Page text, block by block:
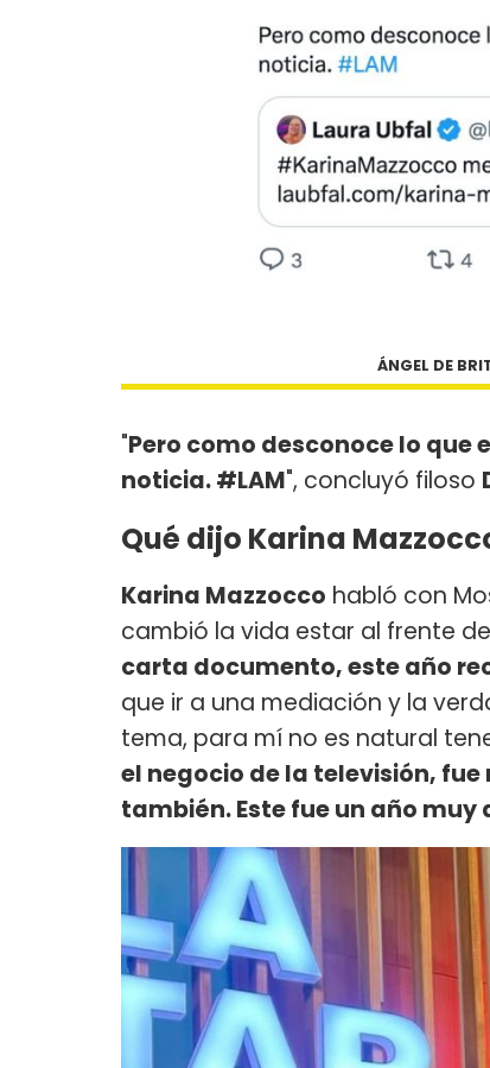
ÁNGEL DE
"Pero como desconoce lo
noticia. #LAM", concluyó filoso
Qué dijo Karina
Karina Mazzocco habló con
cambió la vida estar al frente
carta documento, este año
que ir a una mediación y la
tema, para mí no es natural
el negocio de la televisión,
también. Este fue un año